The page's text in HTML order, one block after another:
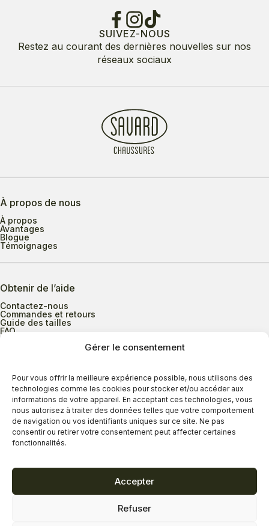
Gérer le consentement
Pour vous offrir la meilleure expérience possible, nous utilisons des
technologies comme les cookies pour stocker et/ou accéder aux
informations de votre appareil. En acceptant ces technologies, vous
nous autorisez à traiter des données telles que votre comportement
de navigation ou vos identifiants uniques sur ce site. Ne pas
consentir ou retirer votre consentement peut affecter certaines
fonctionnalités.
Accepter
Refuser
SUIVEZ-NOUS
Restez au courant des dernières nouvelles sur nos
réseaux sociaux
À propos de nous
À propos
Avantages
Blogue
Témoignages
Obtenir de l’aide
Contactez-nous
Commandes et retours
Guide des tailles
FAQ
Heures d’ouverture
Lundi au mercredi
9h00 à 17h30
Jeudi
9h00 à 20h00
Vendredi
9h00 à 18h00
Dimanche
11h00 à 16h30